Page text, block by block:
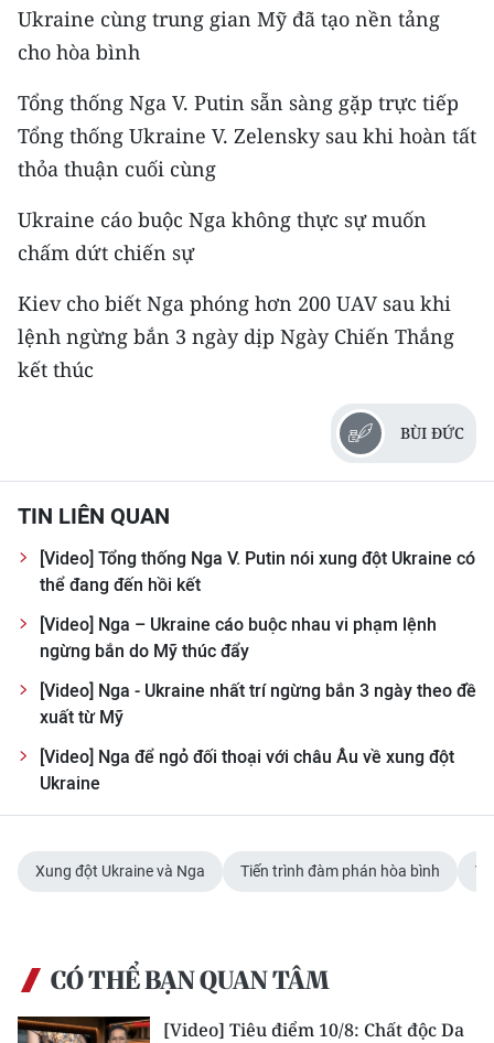
BẠN ĐỌC
TRI THỨC CHUYÊN SÂU
54 DÂN TỘC VIỆT NAM
CHƯƠNG TRÌNH OCOP - MỖI XÃ
MỘT SẢN PHẨM
RADIO
MEDIA CENTER
Video
Media Chính trị
Media Kinh tế
Media Văn hóa
Media Xã hội
Media Pháp luật
Media Du lịch
Media Thể thao
Media Y tế
Media Khoa học - Công nghệ
Ukraine cùng trung gian Mỹ đã tạo nền tảng
cho hòa bình
Tổng thống Nga V. Putin sẵn sàng gặp trực tiếp
Tổng thống Ukraine V. Zelensky sau khi hoàn tất
thỏa thuận cuối cùng
Ukraine cáo buộc Nga không thực sự muốn
chấm dứt chiến sự
Kiev cho biết Nga phóng hơn 200 UAV sau khi
lệnh ngừng bắn 3 ngày dịp Ngày Chiến Thắng
kết thúc
BÙI ĐỨC
TIN LIÊN QUAN
[Video] Tổng thống Nga V. Putin nói xung đột Ukraine có
thể đang đến hồi kết
[Video] Nga – Ukraine cáo buộc nhau vi phạm lệnh
ngừng bắn do Mỹ thúc đẩy
[Video] Nga - Ukraine nhất trí ngừng bắn 3 ngày theo đề
xuất từ Mỹ
[Video] Nga để ngỏ đối thoại với châu Âu về xung đột
Ukraine
Xung đột Ukraine và Nga Tiến trình đàm phán hòa bình
CÓ THỂ BẠN QUAN TÂM
[Video] Tiêu điểm 10/8: Chất độc Da